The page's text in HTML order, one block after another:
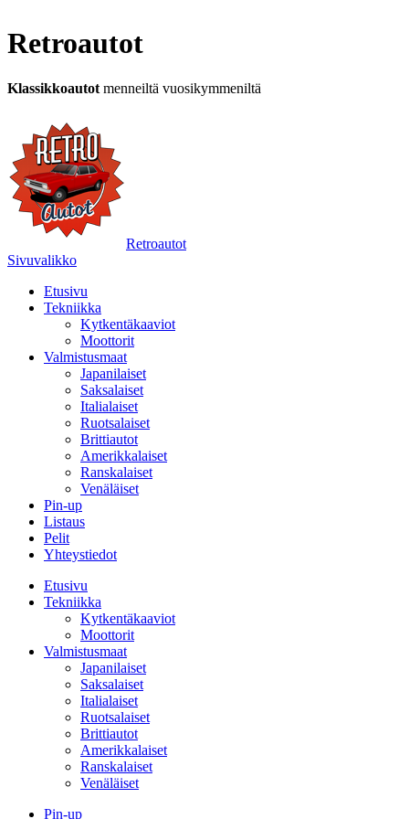
Retroautot
Klassikkoautot menneiltä vuosikymmeniltä
Retroautot
Sivuvalikko
Etusivu
Tekniikka
Kytkentäkaaviot
Moottorit
Valmistusmaat
Japanilaiset
Saksalaiset
Italialaiset
Ruotsalaiset
Brittiautot
Amerikkalaiset
Ranskalaiset
Venäläiset
Pin-up
Listaus
Pelit
Yhteystiedot
Etusivu
Tekniikka
Kytkentäkaaviot
Moottorit
Valmistusmaat
Japanilaiset
Saksalaiset
Italialaiset
Ruotsalaiset
Brittiautot
Amerikkalaiset
Ranskalaiset
Venäläiset
Pin-up